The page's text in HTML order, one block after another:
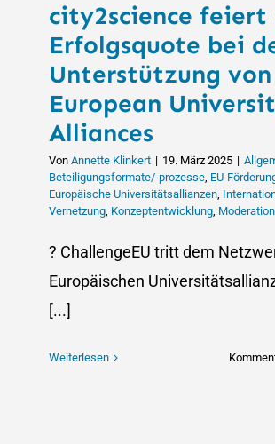
city2science feiert
Erfolgsquote bei
Unterstützung von
European
Alliances
Von Annette Klinkert | 19. März 2025 |
Beteiligungsformate/-prozesse, EU-
Europäische Universitätsallianzen,
Vernetzung, Konzeptentwicklung, Moderation
? ChallengeEU tritt dem
Europäischen
[...]
Weiterlesen